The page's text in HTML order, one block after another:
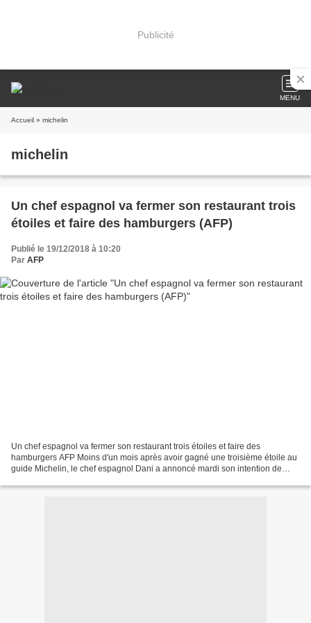
Publicité
MENU
Accueil » michelin
michelin
Un chef espagnol va fermer son restaurant trois
étoiles et faire des hamburgers (AFP)
Publié le 19/12/2018 à 10:20
Par AFP
Un chef espagnol va fermer son restaurant trois étoiles et faire des
hamburgers AFP Moins d'un mois après avoir gagné une troisième étoile au
guide Michelin, le chef espagnol Dani a annoncé mardi son intention de